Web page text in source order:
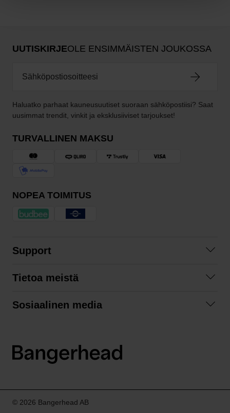
UUTISKIRJEOLE ENSIMMÄISTEN JOUKOSSA
Haluatko parhaat kauneusuutiset suoraan sähköpostiisi? Saat
uusimmat trendit, vinkit ja eksklusiiviset tarjoukset!
TURVALLINEN MAKSU
NOPEA TOIMITUS
Support
Tilausehdot
Tietoa meistä
Sosiaalinen media
LinkedIn
© 2026 Bangerhead AB